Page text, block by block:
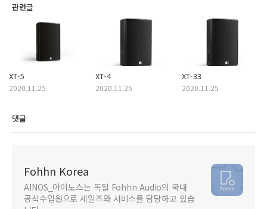
관련글
XT-5
2020.11.25
XT-4
2020.11.25
XT-33
2020.11.25
댓글
Fohhn Korea
AINOS_아이노스는 독일 Fohhn Audio의 국내
공식수입원으로 세일즈와 서비스를 담당하고 있습